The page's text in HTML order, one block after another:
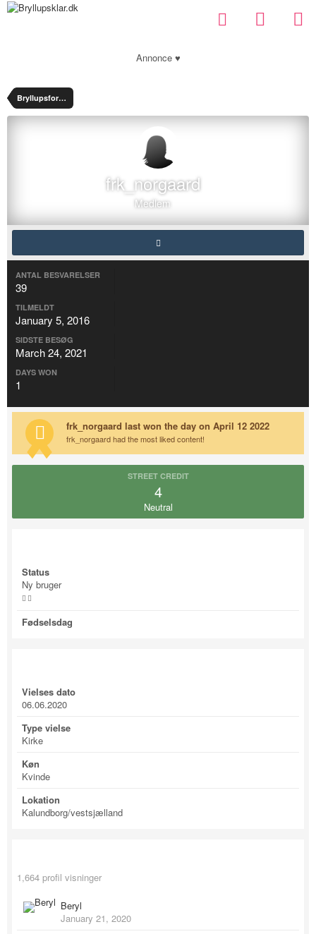
Annonce ♥
Bryllupsforum
frk_norgaard
Medlem
ANTAL BESVARELSER
39
TILMELDT
January 5, 2016
SIDSTE BESØG
March 24, 2021
DAYS WON
1
frk_norgaard last won the day on April 12 2022
frk_norgaard had the most liked content!
STREET CREDIT
4
Neutral
Status
Ny bruger
Fødselsdag
Vielses dato
06.06.2020
Type vielse
Kirke
Køn
Kvinde
Lokation
Kalundborg/vestsjælland
1,664 profil visninger
Beryl
January 21, 2020